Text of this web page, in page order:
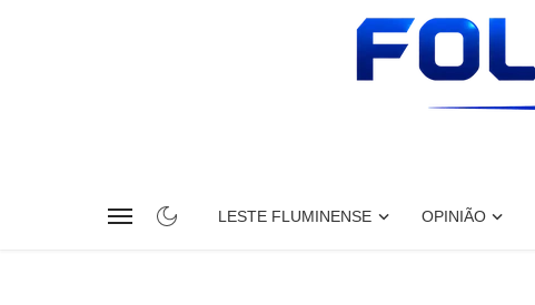
LESTE FLUMINENSE OPINIÃO